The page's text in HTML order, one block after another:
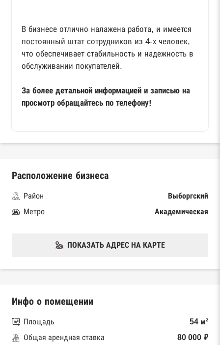
В бизнесе отлично налажена работа, и имеется
постоянный штат сотрудников из 4-х человек,
что обеспечивает стабильность и надежность в
обслуживании покупателей.
За более детальной информацией и записью на
просмотр обращайтесь по телефону!
Расположение бизнеса
Район
Выборгский
Метро
Академическая
ПОКАЗАТЬ АДРЕС НА КАРТЕ
Инфо о помещении
Площадь
54 м²
Общая арендная ставка
80 000 ₽